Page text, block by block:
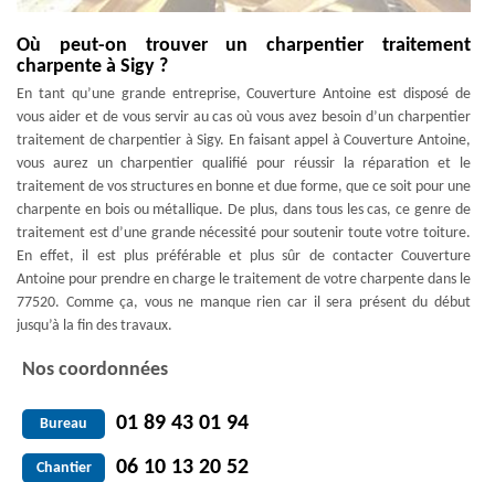
Où peut-on trouver un charpentier traitement
charpente à Sigy ?
En tant qu’une grande entreprise, Couverture Antoine est disposé de
vous aider et de vous servir au cas où vous avez besoin d’un charpentier
traitement de charpentier à Sigy. En faisant appel à Couverture Antoine,
vous aurez un charpentier qualifié pour réussir la réparation et le
traitement de vos structures en bonne et due forme, que ce soit pour une
charpente en bois ou métallique. De plus, dans tous les cas, ce genre de
traitement est d’une grande nécessité pour soutenir toute votre toiture.
En effet, il est plus préférable et plus sûr de contacter Couverture
Antoine pour prendre en charge le traitement de votre charpente dans le
77520. Comme ça, vous ne manque rien car il sera présent du début
jusqu’à la fin des travaux.
Nos coordonnées
Bureau 01 89 43 01 94
Chantier 06 10 13 20 52